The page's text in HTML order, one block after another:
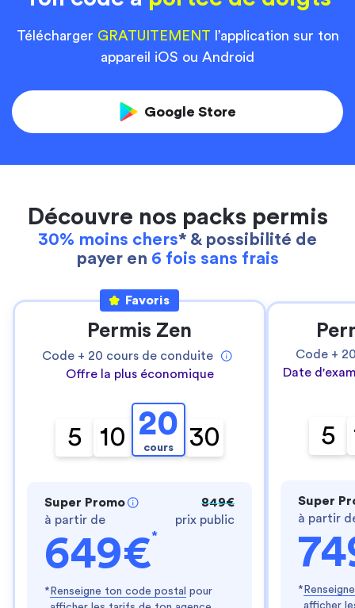
Télécharger GRATUITEMENT l’application sur ton
appareil iOS ou Android
Google Store
Découvre nos packs permis
30% moins chers* & possibilité de
payer en 6 fois sans frais
Favoris
Permis Zen
Code + 20 cours de conduite
Offre la plus économique
5 10 20
cours 30
Super Promo
à partir de
649€*
849€
prix public
* Renseigne ton code postal pour
Code +
Date
5
Super
à partir
*
afficher